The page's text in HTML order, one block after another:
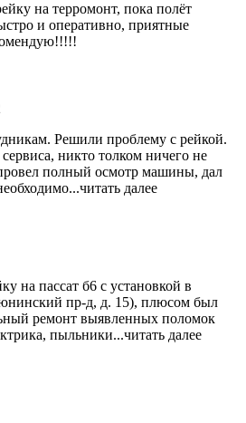
на терромонт, пока полёт
и оперативно, приятные
Решили проблему с рейкой.
никто толком ничего не
полный осмотр машины, дал
далее
на пассат б6 с установкой в
пр-д, д. 15), плюсом был
ремонт выявленных поломок
пыльники...читать далее